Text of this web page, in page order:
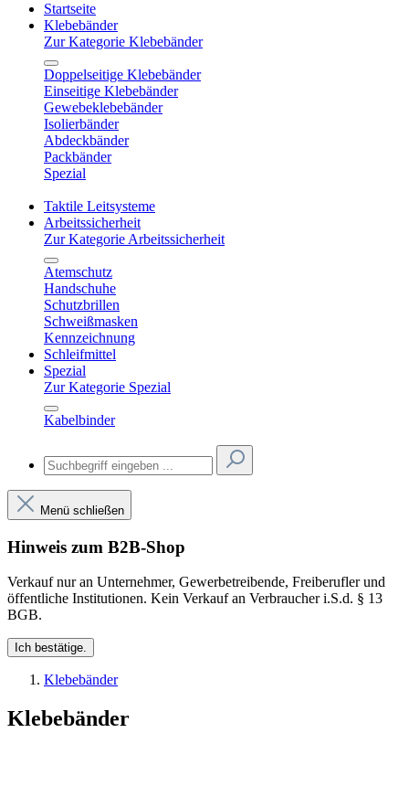
Startseite
Klebebänder
Zur Kategorie Klebebänder
Doppelseitige Klebebänder
Einseitige Klebebänder
Gewebeklebebänder
Isolierbänder
Abdeckbänder
Packbänder
Spezial
Taktile Leitsysteme
Arbeitssicherheit
Zur Kategorie Arbeitssicherheit
Atemschutz
Handschuhe
Schutzbrillen
Schweißmasken
Kennzeichnung
Schleifmittel
Spezial
Zur Kategorie Spezial
Kabelbinder
Menü schließen
Hinweis zum B2B-Shop
Verkauf nur an Unternehmer, Gewerbetreibende, Freiberufler und
öffentliche Institutionen. Kein Verkauf an Verbraucher i.S.d. § 13
BGB.
Ich bestätige.
Klebebänder
Klebebänder